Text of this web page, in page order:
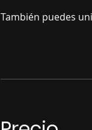
También puedes